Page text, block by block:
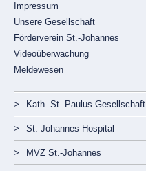
Impressum
Unsere Gesellschaft
Förderverein St.-Johannes
Videoüberwachung
Meldewesen
überspringen
Kath. St. Paulus Gesellschaft
St. Johannes Hospital
MVZ St.-Johannes